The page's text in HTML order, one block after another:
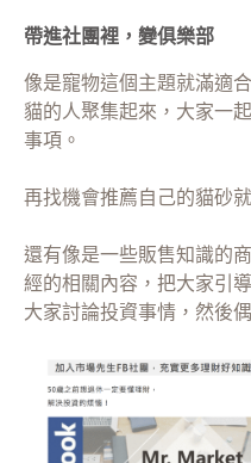
帶進社團裡，變俱樂部
像是寵物這個主題就滿適
貓的人聚集起來，大家一
事項。
再找機會推薦自己的貓砂
還有像是一些販售知識的
經的相關內容，把大家引
大家討論投資事情，然後